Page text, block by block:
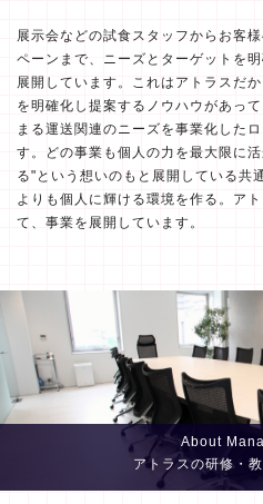
展示会などの試食スタッフからお客
ペーンまで、ニーズとターゲットを
展開しています。これはアトラスだ
を明確化し提案するノウハウがあっ
まる運送関連のニーズを事業化した
す。どの事業も個人の力を最大限に
る"という想いのもと展開している共
よりも個人に輝ける環境を作る。ア
て、事業を展開しています。
About
アトラスの研修・